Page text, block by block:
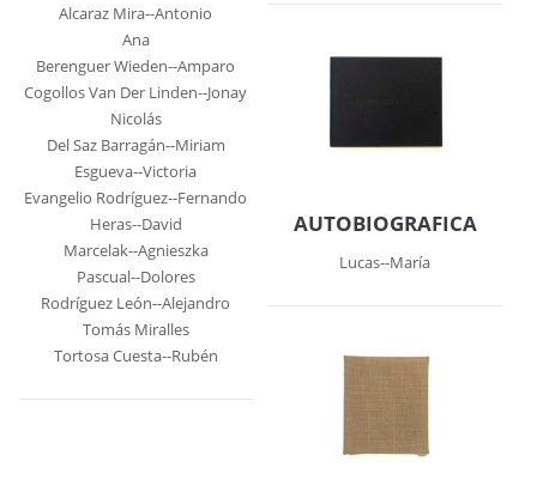
Alcaraz Mira--Antonio
Ana
Berenguer Wieden--Amparo
Cogollos Van Der Linden--Jonay
Nicolás
Del Saz Barragán--Miriam
Esgueva--Victoria
Evangelio Rodríguez--Fernando
Heras--David
Marcelak--Agnieszka
Pascual--Dolores
Rodríguez León--Alejandro
Tomás Miralles
Tortosa Cuesta--Rubén
AUTOBIOGRAFICA
Lucas--María